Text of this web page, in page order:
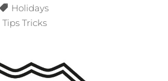
Holidays
Tips Tricks